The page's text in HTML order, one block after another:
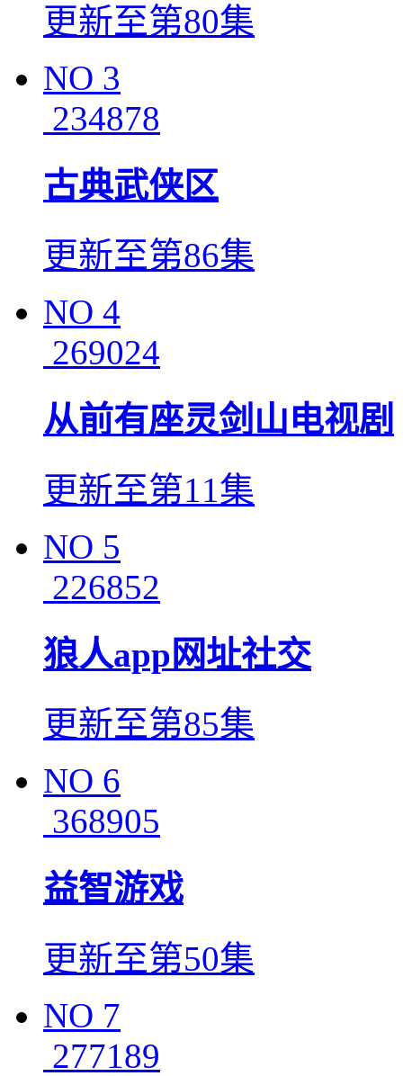
更新至第80集
NO 3
234878
古典武侠区
更新至第86集
NO 4
269024
从前有座灵剑山电视剧
更新至第11集
NO 5
226852
狼人app网址社交
更新至第85集
NO 6
368905
益智游戏
更新至第50集
NO 7
277189